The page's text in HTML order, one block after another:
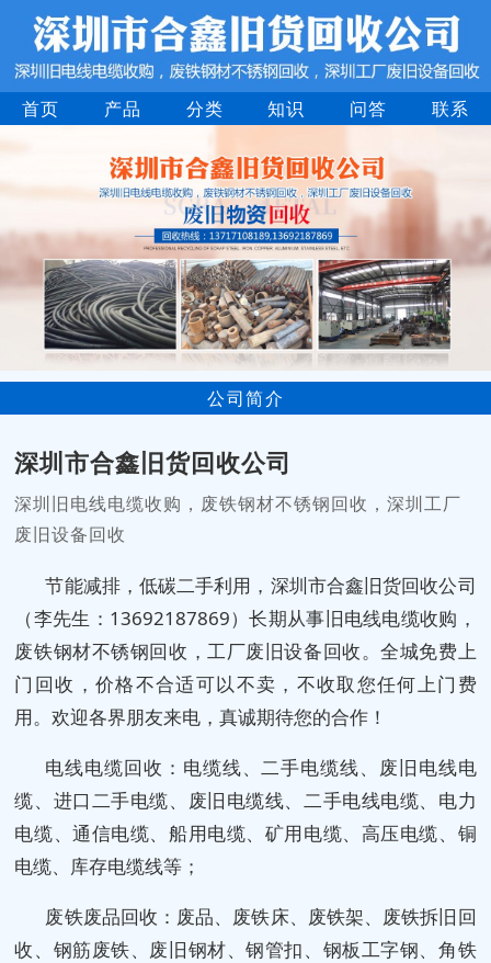
首页 产品 分类 知识 问答 联系
公司简介
深圳市合鑫旧货回收公司
深圳旧电线电缆收购，废铁钢材不锈钢回收，深圳工厂
废旧设备回收
节能减排，低碳二手利用，深圳市合鑫旧货回收公司
（李先生：13692187869）长期从事旧电线电缆收购，
废铁钢材不锈钢回收，工厂废旧设备回收。全城免费上
门回收，价格不合适可以不卖，不收取您任何上门费
用。欢迎各界朋友来电，真诚期待您的合作！
电线电缆回收：电缆线、二手电缆线、废旧电线电
缆、进口二手电缆、废旧电缆线、二手电线电缆、电力
电缆、通信电缆、船用电缆、矿用电缆、高压电缆、铜
电缆、库存电缆线等；
废铁废品回收：废品、废铁床、废铁架、废铁拆旧回
收、钢筋废铁、废旧钢材、钢管扣、钢板工字钢、角铁